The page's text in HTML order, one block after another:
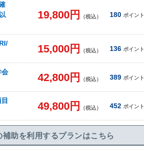
19,800円 （税込） 180 ポイント
15,000円 （税込） 136 ポイント
会
42,800円 （税込） 389 ポイント
49,800円 （税込） 452 ポイント
助を利用するプランはこちら